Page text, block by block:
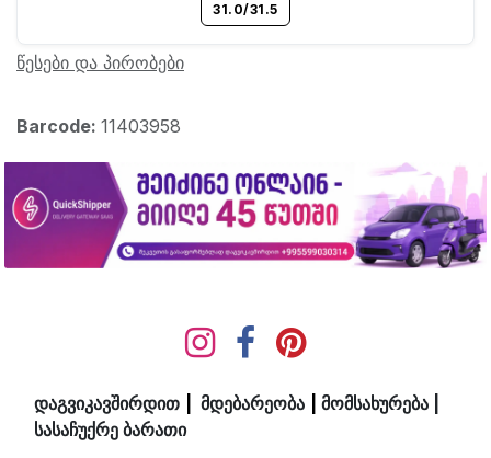
31.0/31.5
წესები და პირობები
Barcode: 11403958
დაგვიკავშირდით მდ​ებ​​არეობა მომსახურება
სასაჩუქრე ბარათი